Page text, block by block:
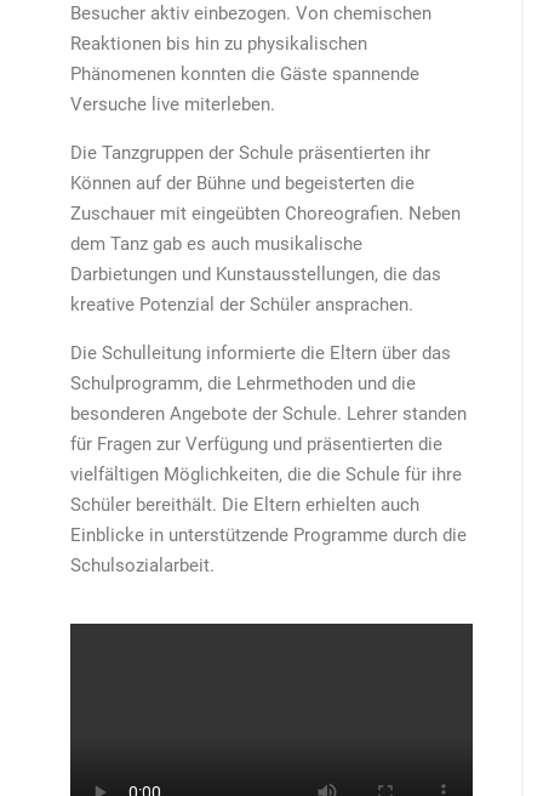
Besucher aktiv einbezogen. Von chemischen
Reaktionen bis hin zu physikalischen
Phänomenen konnten die Gäste spannende
Versuche live miterleben.
Die Tanzgruppen der Schule präsentierten ihr
Können auf der Bühne und begeisterten die
Zuschauer mit eingeübten Choreografien. Neben
dem Tanz gab es auch musikalische
Darbietungen und Kunstausstellungen, die das
kreative Potenzial der Schüler ansprachen.
Die Schulleitung informierte die Eltern über das
Schulprogramm, die Lehrmethoden und die
besonderen Angebote der Schule. Lehrer standen
für Fragen zur Verfügung und präsentierten die
vielfältigen Möglichkeiten, die die Schule für ihre
Schüler bereithält. Die Eltern erhielten auch
Einblicke in unterstützende Programme durch die
Schulsozialarbeit.